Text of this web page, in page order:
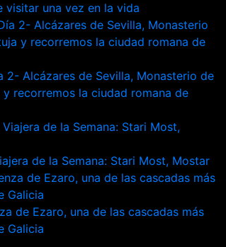
visitar una vez en la vida
2- Alcázares de Sevilla, Monasterio de
y recorremos la ciudad romana de
de la Semana: Stari Most, Mostar
de Ezaro, una de las cascadas más
Galicia